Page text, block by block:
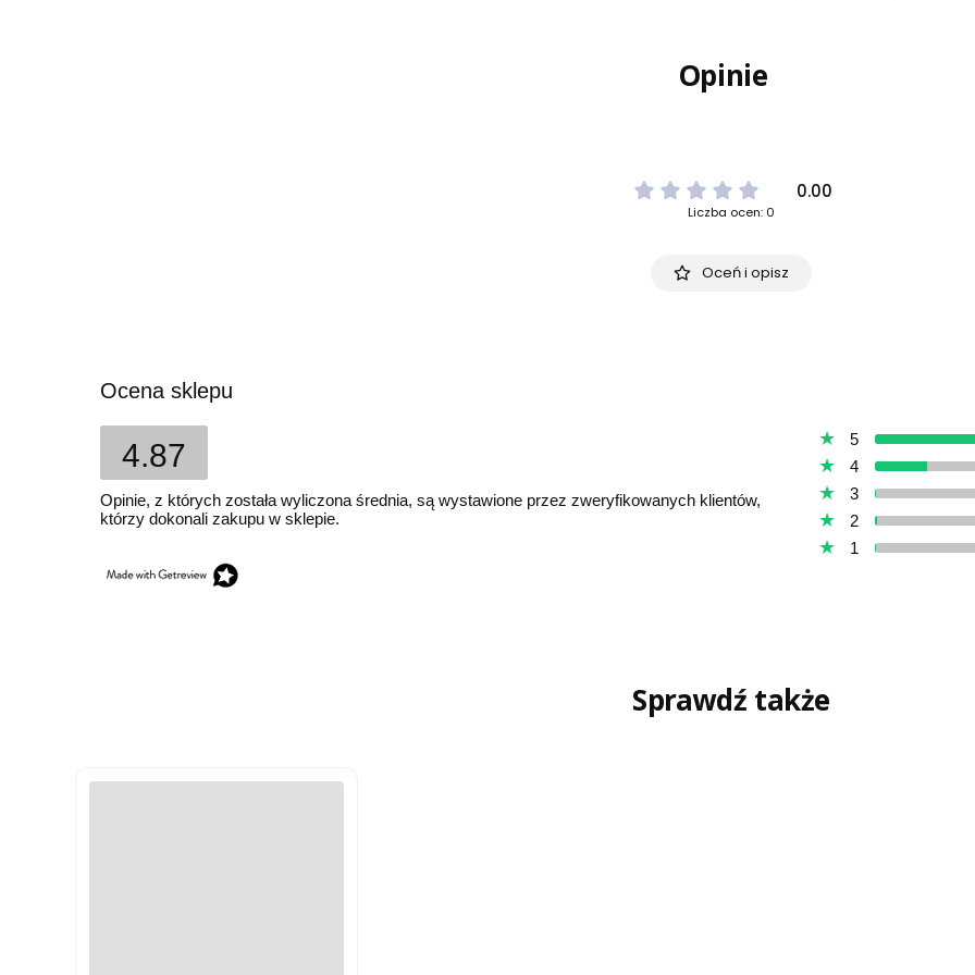
Opinie
0.00
Liczba ocen: 0
Oceń i opisz
Ocena sklepu
4.87
Opinie, z których została wyliczona średnia, są wystawione przez zweryfikowanych klientów,
którzy dokonali zakupu w sklepie.
5
4
3
2
1
Sprawdź także